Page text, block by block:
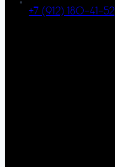
+7 (912) 180-41-52